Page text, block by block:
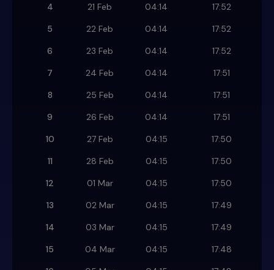
4
21 Feb 04:14
17:52
5
22 Feb 04:14
17:52
6
23 Feb 04:14
17:52
7
24 Feb 04:14
17:51
8
25 Feb 04:14
17:51
9
26 Feb 04:14
17:51
10
27 Feb 04:15
17:50
11
28 Feb 04:15
17:50
12
01 Mar 04:15
17:50
13
02 Mar 04:15
17:49
14
03 Mar 04:15
17:49
15
04 Mar 04:15
17:48